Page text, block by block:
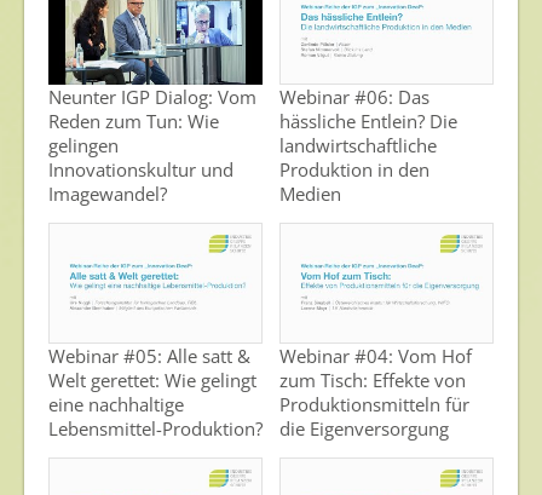
Neunter IGP Dialog: Vom
Reden zum Tun: Wie
gelingen
Innovationskultur und
Imagewandel?
Webinar #06: Das
hässliche Entlein? Die
landwirtschaftliche
Produktion in den
Medien
Webinar #05: Alle satt &
Welt gerettet: Wie gelingt
eine nachhaltige
Lebensmittel-Produktion?
Webinar #04: Vom Hof
zum Tisch: Effekte von
Produktionsmitteln für
die Eigenversorgung